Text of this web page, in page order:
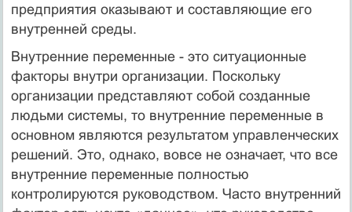
предприятия оказывают и составляющие его
внутренней среды.
Внутренние переменные - это ситуационные
факторы внутри организации. Поскольку
организации представляют собой созданные
людьми системы, то внутренние переменные в
основном являются результатом управленческих
решений. Это, однако, вовсе не означает, что все
внутренние переменные полностью
контролируются руководством. Часто внутренний